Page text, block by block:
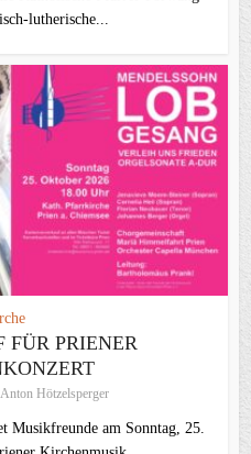
FÜR PRIENER
Anton Hötzelsperger
Musikfreunde am Sonntag, 25.